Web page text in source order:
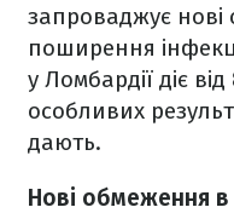
запроваджує нові
поширення
у Ломбардії діє
особливих
дають.
Нові обмеження в